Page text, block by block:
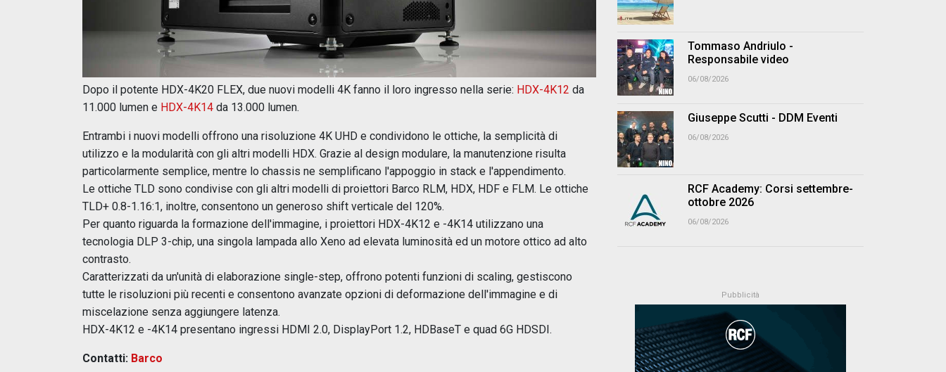
Dopo il potente HDX-4K20 FLEX, due nuovi modelli 4K fanno il loro ingresso nella serie: HDX-4K12 da
11.000 lumen e HDX-4K14 da 13.000 lumen.
Entrambi i nuovi modelli offrono una risoluzione 4K UHD e condividono le ottiche, la semplicità di
utilizzo e la modularità con gli altri modelli HDX. Grazie al design modulare, la manutenzione risulta
particolarmente semplice, mentre lo chassis ne semplificano l'appoggio in stack e l'appendimento.
Le ottiche TLD sono condivise con gli altri modelli di proiettori Barco RLM, HDX, HDF e FLM. Le ottiche
TLD+ 0.8-1.16:1, inoltre, consentono un generoso shift verticale del 120%.
Per quanto riguarda la formazione dell'immagine, i proiettori HDX-4K12 e -4K14 utilizzano una
tecnologia DLP 3-chip, una singola lampada allo Xeno ad elevata luminosità ed un motore ottico ad alto
contrasto.
Caratterizzati da un'unità di elaborazione single-step, offrono potenti funzioni di scaling, gestiscono
tutte le risoluzioni più recenti e consentono avanzate opzioni di deformazione dell'immagine e di
miscelazione senza aggiungere latenza.
HDX-4K12 e -4K14 presentano ingressi HDMI 2.0, DisplayPort 1.2, HDBaseT e quad 6G HDSDI.
Contatti: Barco
Tommaso Andriulo -
Responsabile video
06/08/2026
Giuseppe Scutti - DDM Eventi
06/08/2026
RCF Academy: Corsi settembre-
ottobre 2026
06/08/2026